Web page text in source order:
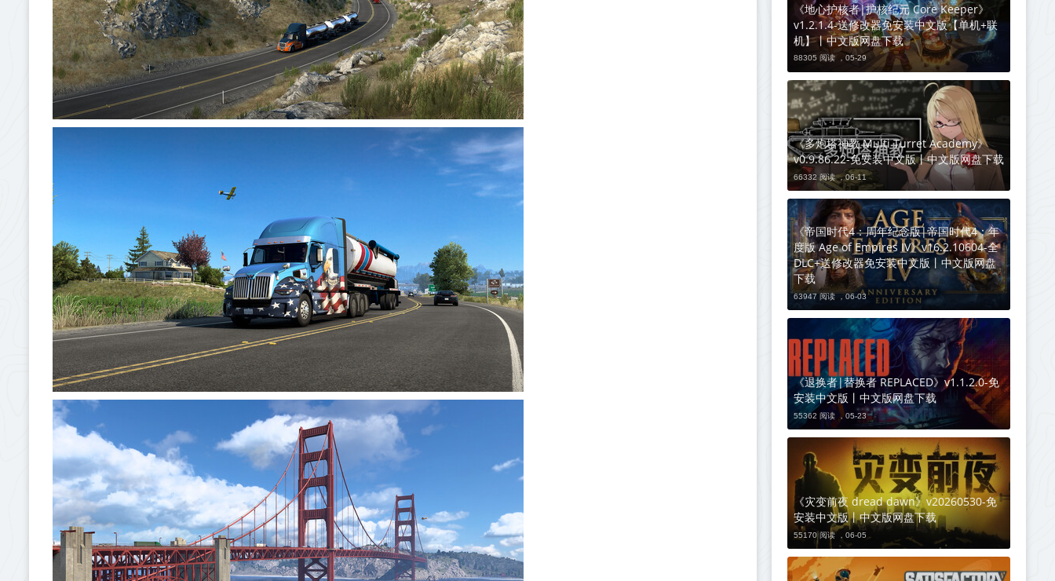
《地心护核者|护核纪元 Core Keeper》
v1.2.1.4-送修改器免安装中文版【单机+联
机】丨中文版网盘下载
88305 阅读 ， 05-29
《多炮塔神教 Multi Turret Academy》
v0.9.86.22-免安装中文版丨中文版网盘下载
66332 阅读 ，06-11
《帝国时代4：周年纪念版|帝国时代4：年
度版 Age of Empires IV》v16.2.10604-全
DLC+送修改器免安装中文版丨中文版网盘
下载
63947 阅读 ，06-03
《退换者|替换者 REPLACED》v1.1.2.0-免
安装中文版丨中文版网盘下载
55362 阅读 ，05-23
《灾变前夜 dread dawn》v20260530-免
安装中文版丨中文版网盘下载
55170 阅读 ， 06-05